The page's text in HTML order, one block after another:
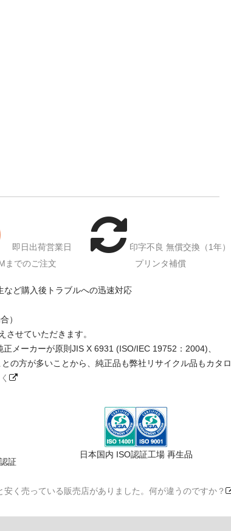
即日出荷営業日
までのご注文
印字不良 無償交換（1年）
プリンタ補償
ど購入後トラブルへの迅速対応
）
せていただきます。
メーカーが原則JIS X 6931 (ISO/IEC 19752：2004)、
の方が多いことから、純正品も弊社リサイクル品もカタロ
証
日本国内 ISO認証工場 再生品
安く売っている販売店がありました。何が違うのですか？